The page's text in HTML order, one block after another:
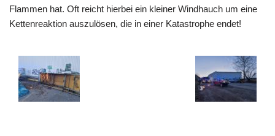
Flammen hat. Oft reicht hierbei ein kleiner Windhauch um eine
Kettenreaktion auszulösen, die in einer Katastrophe endet!